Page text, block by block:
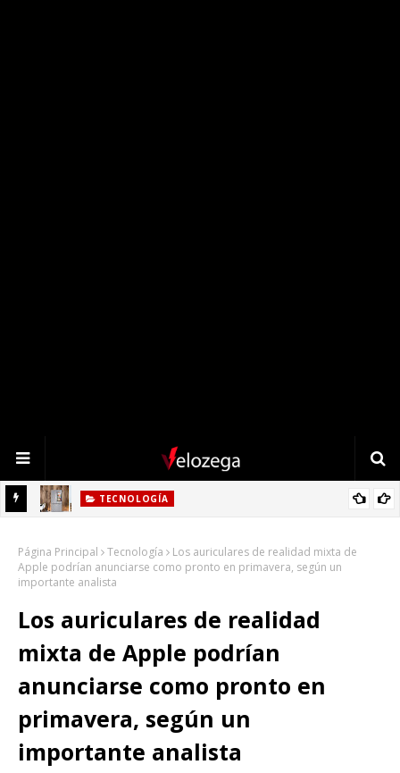
TECNOLOGÍA
Página Principal Tecnología
Los auriculares de realidad mixta de
Apple podrían anunciarse como pronto en primavera, según un
importante analista
Los auriculares de realidad
mixta de Apple podrían
anunciarse como pronto en
primavera, según un
importante analista